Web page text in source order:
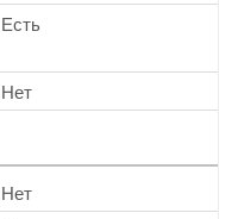
Есть
Нет
Нет